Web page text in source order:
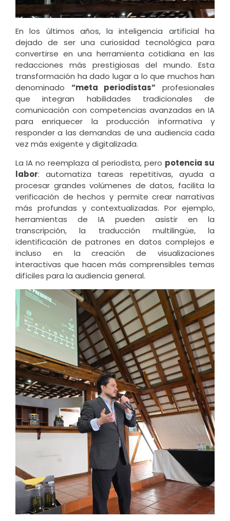
En los últimos años, la inteligencia artificial ha
dejado de ser una curiosidad tecnológica para
convertirse en una herramienta cotidiana en las
redacciones más prestigiosas del mundo. Esta
transformación ha dado lugar a lo que muchos han
denominado “meta periodistas” profesionales
que integran habilidades tradicionales de
comunicación con competencias avanzadas en IA
para enriquecer la producción informativa y
responder a las demandas de una audiencia cada
vez más exigente y digitalizada.
La IA no reemplaza al periodista, pero potencia su
labor: automatiza tareas repetitivas, ayuda a
procesar grandes volúmenes de datos, facilita la
verificación de hechos y permite crear narrativas
más profundas y contextualizadas. Por ejemplo,
herramientas de IA pueden asistir en la
transcripción, la traducción multilingüe, la
identificación de patrones en datos complejos e
incluso en la creación de visualizaciones
interactivas que hacen más comprensibles temas
difíciles para la audiencia general.